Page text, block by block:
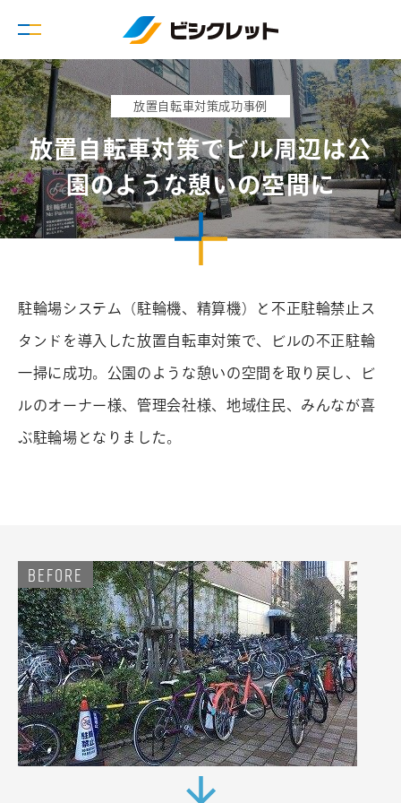
お問
い合
わ
せ・
資料
請求
0
1
2
0
放置自転車対策成功事例
放置自転車対策でビル周辺は公
園のような憩いの空間に
駐輪場システム（駐輪機、精算機）と不正駐輪禁止ス
タンドを導入した放置自転車対策で、ビルの不正駐輪
一掃に成功。公園のような憩いの空間を取り戻し、ビ
ルのオーナー様、管理会社様、地域住民、みんなが喜
ぶ駐輪場となりました。
BEFORE